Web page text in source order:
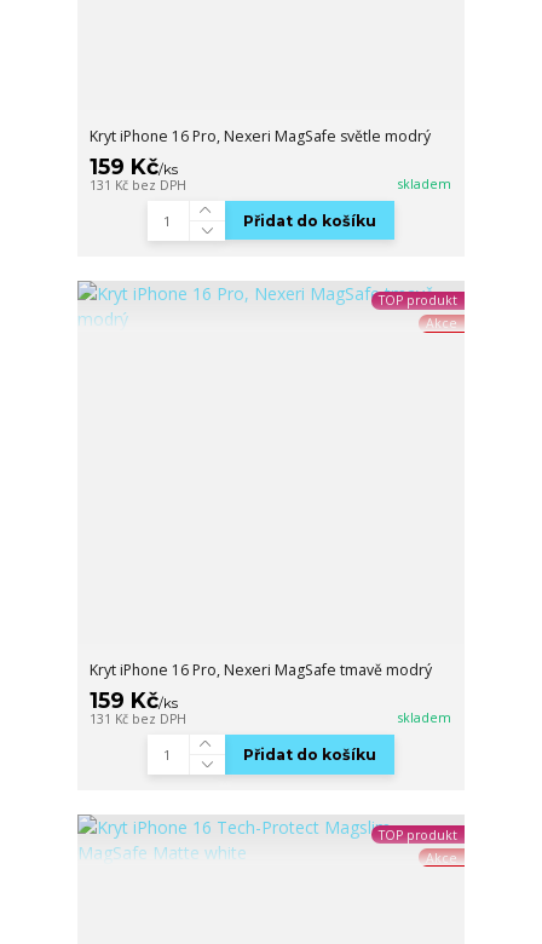
Kryt iPhone 16 Pro, Nexeri MagSafe světle modrý
159 Kč/ks
131 Kč bez DPH skladem
Přidat do košíku
TOP produkt
Akce
Kryt iPhone 16 Pro, Nexeri MagSafe tmavě modrý
159 Kč/ks
131 Kč bez DPH skladem
Přidat do košíku
TOP produkt
Akce